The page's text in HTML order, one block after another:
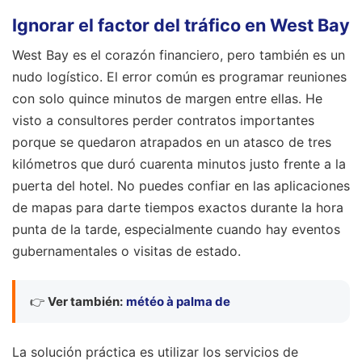
Ignorar el factor del tráfico en West Bay
West Bay es el corazón financiero, pero también es un
nudo logístico. El error común es programar reuniones
con solo quince minutos de margen entre ellas. He
visto a consultores perder contratos importantes
porque se quedaron atrapados en un atasco de tres
kilómetros que duró cuarenta minutos justo frente a la
puerta del hotel. No puedes confiar en las aplicaciones
de mapas para darte tiempos exactos durante la hora
punta de la tarde, especialmente cuando hay eventos
gubernamentales o visitas de estado.
👉 Ver también: météo à palma de
La solución práctica es utilizar los servicios de